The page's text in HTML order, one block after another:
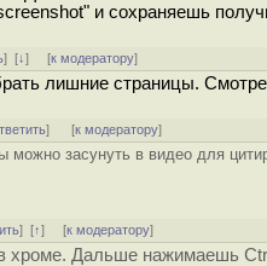
и сохраняешь
][↓] [к модератору]
лишние страницы.
] [к модератору]
можно засунуть в видео для
][↑] [к модератору]
хроме. Дальше нажимаешь